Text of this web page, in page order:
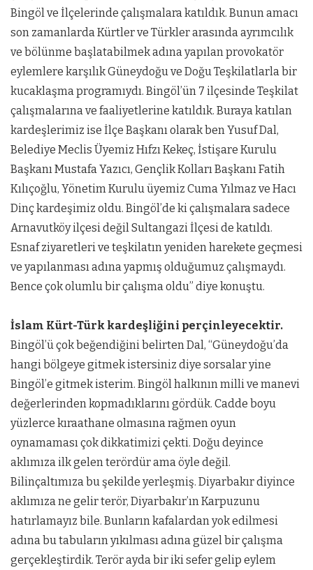
Bingöl ve İlçelerinde çalışmalara katıldık. Bunun amacı
son zamanlarda Kürtler ve Türkler arasında ayrımcılık
ve bölünme başlatabilmek adına yapılan provokatör
eylemlere karşılık Güneydoğu ve Doğu Teşkilatlarla bir
kucaklaşma programıydı. Bingöl’ün 7 ilçesinde Teşkilat
çalışmalarına ve faaliyetlerine katıldık. Buraya katılan
kardeşlerimiz ise İlçe Başkanı olarak ben Yusuf Dal,
Belediye Meclis Üyemiz Hıfzı Kekeç, İstişare Kurulu
Başkanı Mustafa Yazıcı, Gençlik Kolları Başkanı Fatih
Kılıçoğlu, Yönetim Kurulu üyemiz Cuma Yılmaz ve Hacı
Dinç kardeşimiz oldu. Bingöl’de ki çalışmalara sadece
Arnavutköy ilçesi değil Sultangazi İlçesi de katıldı.
Esnaf ziyaretleri ve teşkilatın yeniden harekete geçmesi
ve yapılanması adına yapmış olduğumuz çalışmaydı.
Bence çok olumlu bir çalışma oldu” diye konuştu.
İslam Kürt-Türk kardeşliğini perçinleyecektir.
Bingöl’ü çok beğendiğini belirten Dal, “Güneydoğu’da
hangi bölgeye gitmek istersiniz diye sorsalar yine
Bingöl’e gitmek isterim. Bingöl halkının milli ve manevi
değerlerinden kopmadıklarını gördük. Cadde boyu
yüzlerce kıraathane olmasına rağmen oyun
oynamaması çok dikkatimizi çekti. Doğu deyince
aklımıza ilk gelen terördür ama öyle değil.
Bilinçaltımıza bu şekilde yerleşmiş. Diyarbakır diyince
aklımıza ne gelir terör, Diyarbakır’ın Karpuzunu
hatırlamayız bile. Bunların kafalardan yok edilmesi
adına bu tabuların yıkılması adına güzel bir çalışma
gerçekleştirdik. Terör ayda bir iki sefer gelip eylem